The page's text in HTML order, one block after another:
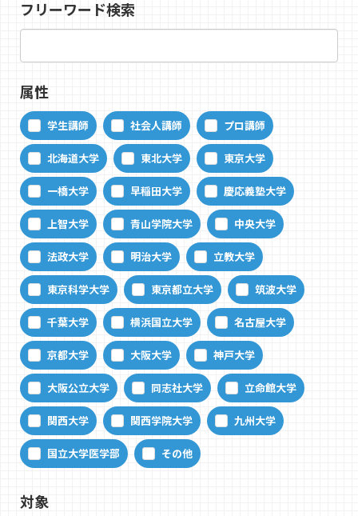
フリーワード検索
属性
学生講師 社会人講師 プロ講師
北海道大学 東北大学 東京大学
一橋大学 早稲田大学 慶応義塾大学
上智大学 青山学院大学 中央大学
法政大学 明治大学 立教大学
東京科学大学 東京都立大学 筑波大学
千葉大学 横浜国立大学 名古屋大学
京都大学 大阪大学 神戸大学
大阪公立大学 同志社大学 立命館大学
関西大学 関西学院大学 九州大学
国立大学医学部 その他
対象